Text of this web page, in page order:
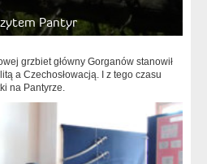
Pantyr
grzbiet główny Gorganów stanowił
a Czechosłowacją. I z tego czasu
na Pantyrze.